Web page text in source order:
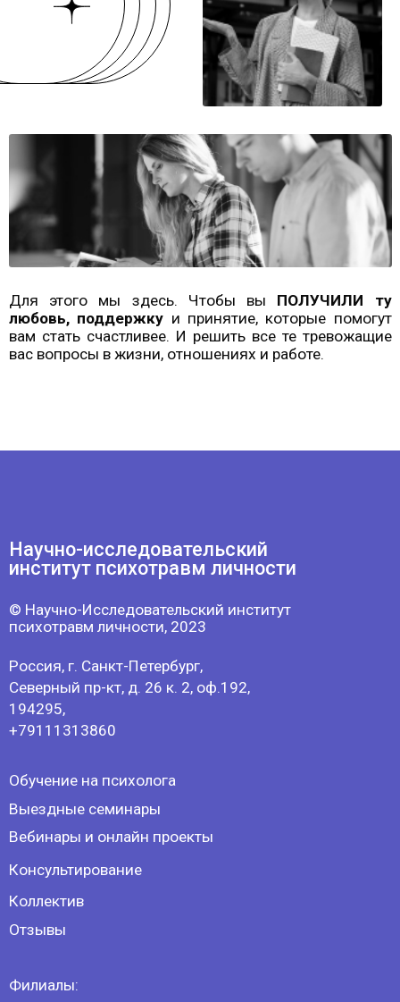
Для этого мы здесь. Чтобы выПОЛУЧИЛИ ту
любовь, поддержку
и принятие, которые помогут
вам стать счастливее. И решить все те тревожащие
вас вопросы в жизни, отношениях и работе.
институт психотравм личности
Коллектив
Консультирование
Вебинары и онлайн проекты
Отзывы
© Научно-Исследовательский институт
психотравм личности, 2023
+79111313860
Политика конфиденциальности
Филиалы:
г.Москва
г.Нижний Новгород
г.Стерлитамак
Оферта
Лицензия на образовательную
деятельность